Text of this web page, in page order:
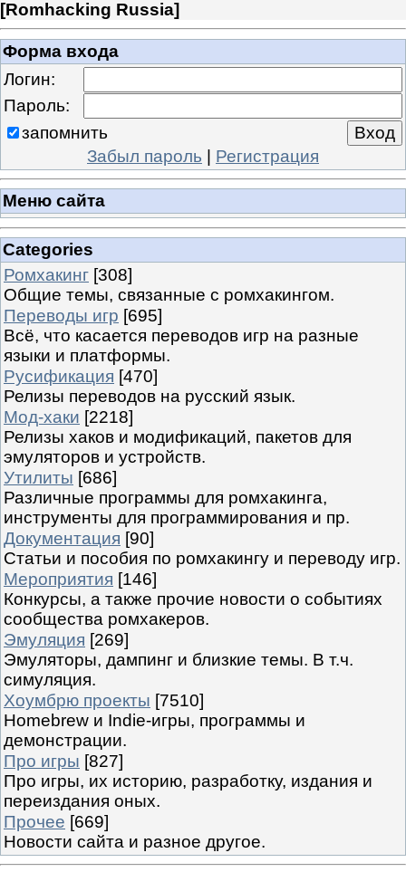
[Romhacking Russia]
Форма входа
Логин:
Пароль:
запомнить
Забыл пароль | Регистрация
Меню сайта
Categories
Ромхакинг [308]
Общие темы, связанные с ромхакингом.
Переводы игр [695]
Всё, что касается переводов игр на разные
языки и платформы.
Русификация [470]
Релизы переводов на русский язык.
Мод-хаки [2218]
Релизы хаков и модификаций, пакетов для
эмуляторов и устройств.
Утилиты [686]
Различные программы для ромхакинга,
инструменты для программирования и пр.
Документация [90]
Статьи и пособия по ромхакингу и переводу игр.
Мероприятия [146]
Конкурсы, а также прочие новости о событиях
сообщества ромхакеров.
Эмуляция [269]
Эмуляторы, дампинг и близкие темы. В т.ч.
симуляция.
Хоумбрю проекты [7510]
Homebrew и Indie-игры, программы и
демонстрации.
Про игры [827]
Про игры, их историю, разработку, издания и
переиздания оных.
Прочее [669]
Новости сайта и разное другое.